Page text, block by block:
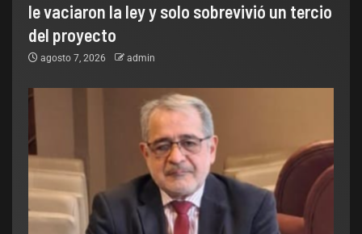
le vaciaron la ley y solo sobrevivió un tercio
del proyecto
agosto 7, 2026 admin